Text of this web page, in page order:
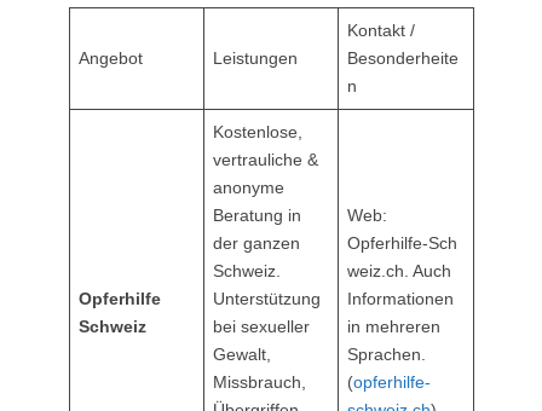
Angebot Leistungen
Kontakt /
Besonderheite
n
Opferhilfe
Schweiz
Kostenlose,
vertrauliche &
anonyme
Beratung in
der ganzen
Schweiz.
Unterstützung
bei sexueller
Gewalt,
Missbrauch,
Web:
Opferhilfe‑Sch
weiz.ch. Auch
Informationen
in mehreren
Sprachen.
(opferhilfe-